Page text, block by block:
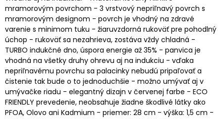
mramorovým povrchom - 3 vrstvový nepriľnavý povrch s
mramorovým designom - povrch je vhodný na zdravé
varenie s minimom tuku - žiaruvzdorná rukoväť pre pohodlný
úchop - rukoväť sa nezahrieva, zostáva vždy chladná -
TURBO indukčné dno, úspora energie až 35% - panvica je
vhodná na všetky druhy ohrevu aj na indukciu - vďaka
nepriľnavému povrchu sa palacinky nebudú pripaľovať a
čistenie tak bude o to jednoduchšie - možno umývať aj v
umývačke riadu - elegantný dizajn v červenej farbe - ECO
FRIENDLY prevedenie, neobsahuje žiadne škodlivé látky ako
PFOA, Olovo ani Kadmium - priemer: 28 cm - výška: 1,5 cm -